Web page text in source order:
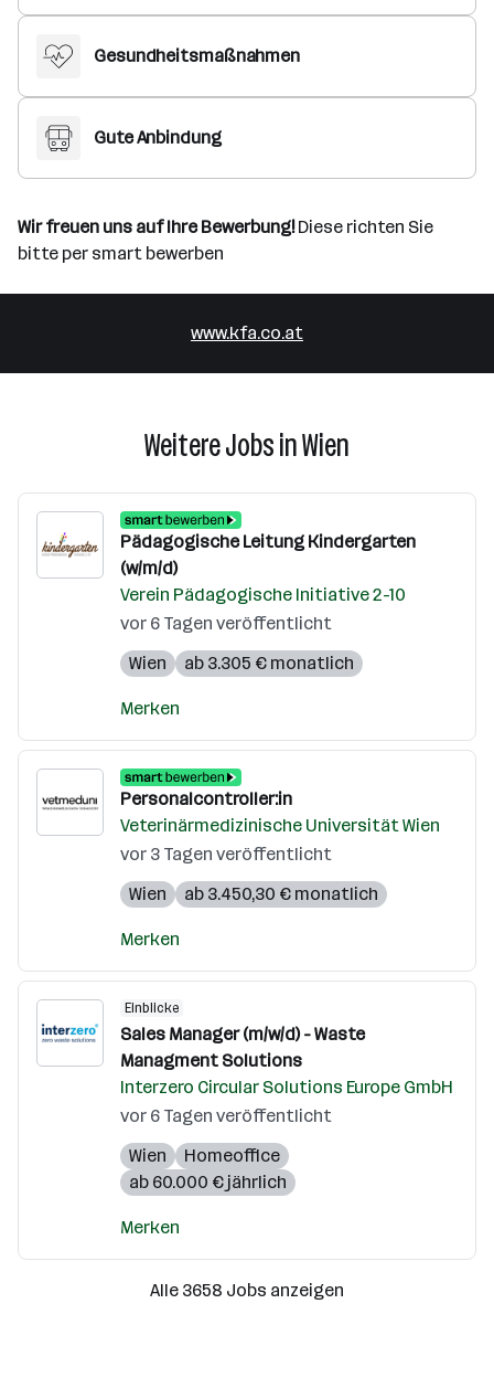
Gesundheitsmaßnahmen
Gute Anbindung
Wir freuen uns auf Ihre Bewerbung!Diese richten Sie
bitte per smart bewerben
www.kfa.co.at
Weitere Jobs in Wien
Pädagogische Leitung Kindergarten
(w/m/d)
Verein Pädagogische Initiative 2-10
vor 6 Tagen veröffentlicht
Wien
ab 3.305 € monatlich
Merken
Personalcontroller:in
Veterinärmedizinische Universität Wien
vor 3 Tagen veröffentlicht
Wien
ab 3.450,30 € monatlich
Merken
Einblicke
Sales Manager (m/w/d) - Waste
Managment Solutions
Interzero Circular Solutions Europe GmbH
vor 6 Tagen veröffentlicht
Wien
Homeoffice
ab 60.000 € jährlich
Merken
Alle 3658 Jobs anzeigen